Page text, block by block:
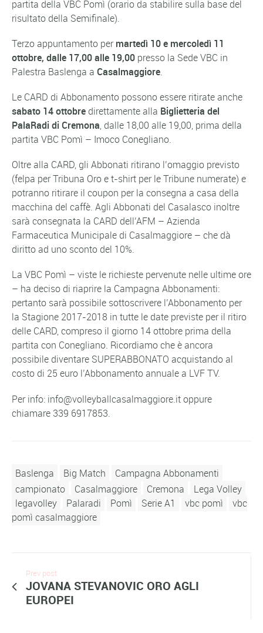
partita della VBC Pomì (orario da stabilire sulla base del
risultato della Semifinale).
Terzo appuntamento permartedì 10 e mercoledì 11
ottobre, dalle 17,00 alle 19,00 presso la Sede VBC in
Palestra Baslenga a Casalmaggiore.
Le CARD di Abbonamento possono essere ritirate anche
sabato 14 ottobre direttamente alla Biglietteria del
PalaRadi di Cremona, dalle 18,00 alle 19,00, prima della
partita VBC Pomì – Imoco Conegliano.
Oltre alla CARD, gli Abbonati ritirano l’omaggio previsto
(felpa per Tribuna Oro e t-shirt per le Tribune numerate) e
potranno ritirare il coupon per la consegna a casa della
macchina del caffè. Agli Abbonati del Casalasco inoltre
sarà consegnata la CARD dell’AFM – Azienda
Farmaceutica Municipale di Casalmaggiore – che dà
diritto ad uno sconto del 10%.
La VBC Pomì – viste le richieste pervenute nelle ultime ore
– ha deciso di riaprire la Campagna Abbonamenti:
pertanto sarà possibile sottoscrivere l’Abbonamento per
la Stagione 2017-2018 in tutte le date previste per il ritiro
delle CARD, compreso il giorno 14 ottobre prima della
partita con Conegliano. Ricordiamo che è ancora
possibile diventare SUPERABBONATO acquistando al
costo di 25 euro l’Abbonamento annuale a LVF TV.
Per info: info@volleyballcasalmaggiore.it oppure
chiamare 339 6917853.
Baslenga Big Match
Campagna Abbonamenti
campionato
Casalmaggiore Cremona
Lega Volley
legavolley
Palaradi Pomì Serie A1 vbc pomì
vbc
pomì casalmaggiore
Prev post
JOVANA STEVANOVIC ORO AGLI
EUROPEI